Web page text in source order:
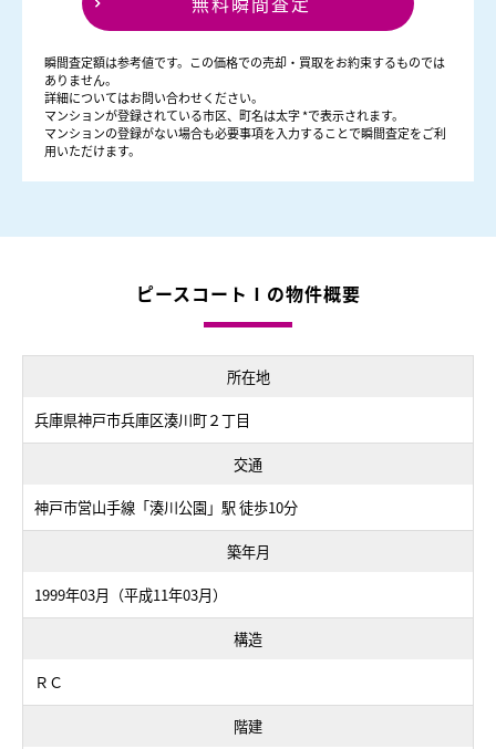
瞬間査定額は参考値です。この価格での売却・買取をお約束するものでは
ありません。
詳細についてはお問い合わせください。
マンションが登録されている市区、町名は太字 *で表示されます。
マンションの登録がない場合も必要事項を入力することで瞬間査定をご利
用いただけます。
ピースコートⅠの物件概要
所在地
兵庫県神戸市兵庫区湊川町２丁目
交通
神戸市営山手線「湊川公園」駅 徒歩10分
築年月
1999年03月（平成11年03月）
構造
ＲＣ
階建